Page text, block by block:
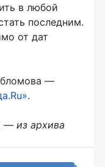
в любой
последним.
от дат
—
.
— из архива